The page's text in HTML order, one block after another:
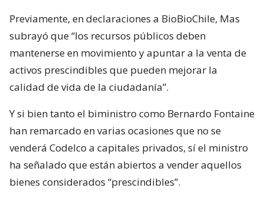
Previamente, en declaraciones a BioBioChile, Mas
subrayó que “los recursos públicos deben
mantenerse en movimiento y apuntar a la venta de
activos prescindibles que pueden mejorar la
calidad de vida de la ciudadanía”.
Y si bien tanto el biministro como Bernardo Fontaine
han remarcado en varias ocasiones que no se
venderá Codelco a capitales privados, sí el ministro
ha señalado que están abiertos a vender aquellos
bienes considerados “prescindibles”.